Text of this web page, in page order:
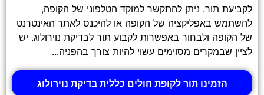
לקביעת תור. ניתן להתקשר למוקד הטלפוני של הקופה,
להשתמש באפליקציה של הקופה או להיכנס לאתר האינטרנט
של הקופה ולבחור באפשרות לקבוע תור לבדיקת נוירולוג. יש
לציין שבמקרים מסוימים עשוי להיות צורך בהפניה...
הזמינו תור לקופת חולים כללית בדיקת נוירולוג